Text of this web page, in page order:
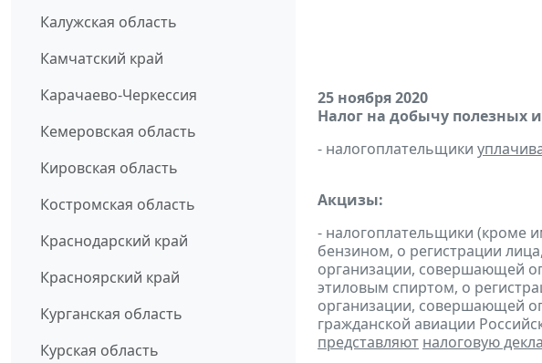
Калужская область
Камчатский край
Карачаево-Черкессия
Кемеровская область
Кировская область
Костромская область
Краснодарский край
Красноярский край
Курганская область
Курская область
25 ноября 2020
Налог на добычу полезных
- налогоплательщики
Акцизы:
- налогоплательщики (кроме
бензином, о регистрации
организации, совершающей
этиловым спиртом, о
организации, совершающей
гражданской авиации
представляют налоговую